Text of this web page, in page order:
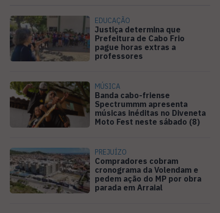
EDUCAÇÃO
Justiça determina que
Prefeitura de Cabo Frio
pague horas extras a
professores
MÚSICA
Banda cabo-friense
Spectrummm apresenta
músicas inéditas no Diveneta
Moto Fest neste sábado (8)
PREJUÍZO
Compradores cobram
cronograma da Volendam e
pedem ação do MP por obra
parada em Arraial